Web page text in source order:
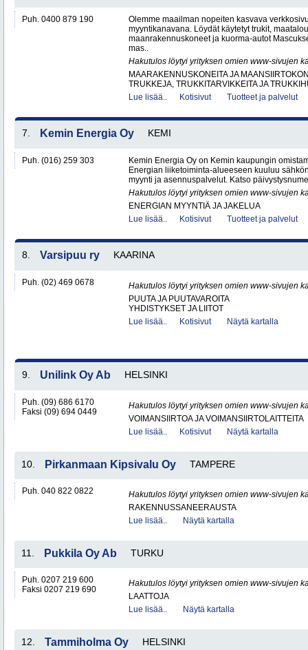
Puh. 0400 879 190
Olemme maailman nopeiten kasvava
myyntikanavana. Löydät käytetyt trukit,
maanrakennuskoneet ja kuorma-autot
mas..
Hakutulos löytyi yrityksen omien www-sivujen
MAARAKENNUSKONEITA JA
TRUKKEJA, TRUKKITARVIKKEITA JA
Lue lisää..
Kotisivut Tuotteet ja palvelut
7. Kemin Energia Oy KEMI
Puh. (016) 259 303
Kemin Energia Oy on Kemin kaupungin
Energian liiketoiminta-alueeseen kuuluu
myynti ja asennuspalvelut. Katso
Hakutulos löytyi yrityksen omien www-sivujen
ENERGIAN MYYNTIÄ JA JAKELUA
Lue lisää..
Kotisivut Tuotteet ja palvelut
8. Varsipuu ry KAARINA
Puh. (02) 469 0678
Hakutulos löytyi yrityksen omien www-sivujen
PUUTA JA PUUTAVAROITA
YHDISTYKSET JA LIITOT
Lue lisää..
Kotisivut Näytä kartalla
9. Unilink Oy Ab HELSINKI
Puh. (09) 686 6170
Faksi (09) 694 0449
Hakutulos löytyi yrityksen omien www-sivujen
VOIMANSIIRTOA JA VOIMANSIIRTOLAITTEITA
Lue lisää..
Kotisivut Näytä kartalla
10. Pirkanmaan Kipsivalu Oy TAMPERE
Puh. 040 822 0822
Hakutulos löytyi yrityksen omien www-sivujen
RAKENNUSSANEERAUSTA
Lue lisää..
Näytä kartalla
11. Pukkila Oy Ab TURKU
Puh. 0207 219 600
Faksi 0207 219 690
Hakutulos löytyi yrityksen omien www-sivujen
LAATTOJA
Lue lisää..
Näytä kartalla
12. Tammiholma Oy HELSINKI